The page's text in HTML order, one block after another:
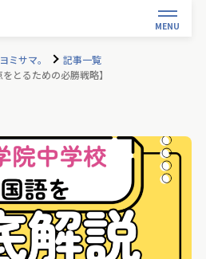
MENU
ミサマ。
記事一覧
とるための必勝戦略】